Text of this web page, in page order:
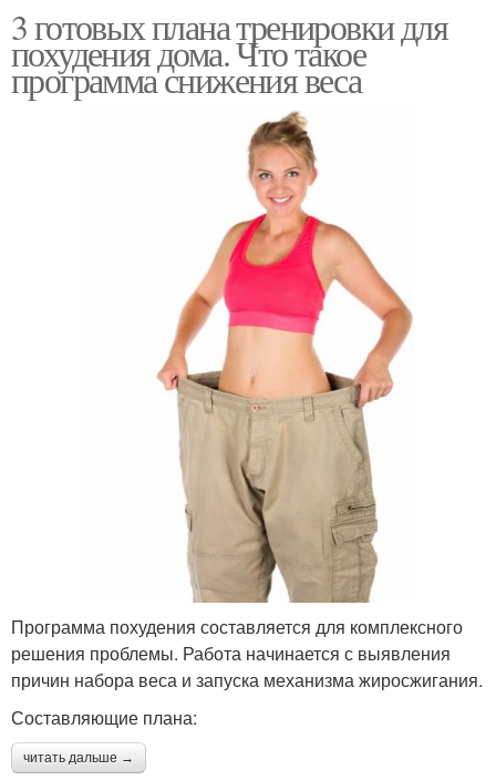
3 готовых плана тренировки для
похудения дома. Что такое
программа снижения веса
Программа похудения составляется для комплексного
решения проблемы. Работа начинается с выявления
причин набора веса и запуска механизма жиросжигания.
Составляющие плана:
читать дальше →